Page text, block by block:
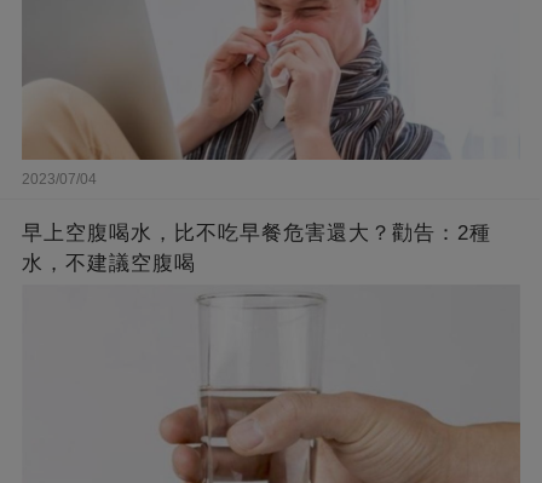
2023/07/04
早上空腹喝水，比不吃早餐危害還大？勸告：2種
水，不建議空腹喝